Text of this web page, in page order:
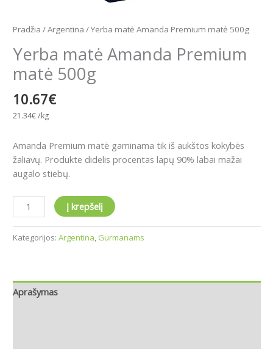
Pradžia /Argentina / Yerba matė Amanda Premium matė 500g
Yerba matė Amanda Premium
matė 500g
10.67€
21.34€/kg
Amanda Premium matė gaminama tik iš aukštos kokybės
žaliavų. Produkte didelis procentas lapų 90% labai mažai
augalo stiebų.
Į krepšelį
Kategorijos: Argentina, Gurmanams
Aprašymas